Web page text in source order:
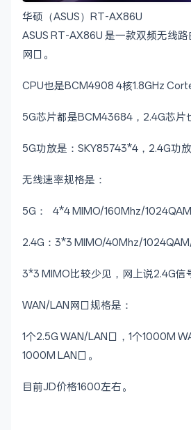
华硕（ASUS）RT-AX86U
ASUS RT-AX86U 是一款双频无线
网口。
CPU也是BCM4908 4核1.8GHz
5G芯片都是BCM43684，2.4G芯片
5G功放是：SKY85743*4，2.4G功放
无线速率规格是：
5G： 4*4 MIMO/160Mhz/
2.4G：3*3 MIMO/40Mhz/
3*3 MIMO比较少见，网上说2.4G信
WAN/LAN网口规格是：
1个2.5G WAN/LAN口，1个1000M
1000M LAN口。
目前JD价格1600左右。